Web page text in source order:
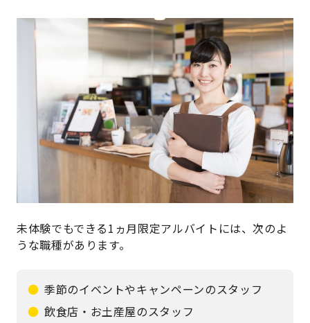
未体験でもできる1ヵ月限定アルバイトには、次のよ
うな職種があります。
季節のイベントやキャンペーンのスタッフ
飲食店・お土産屋のスタッフ